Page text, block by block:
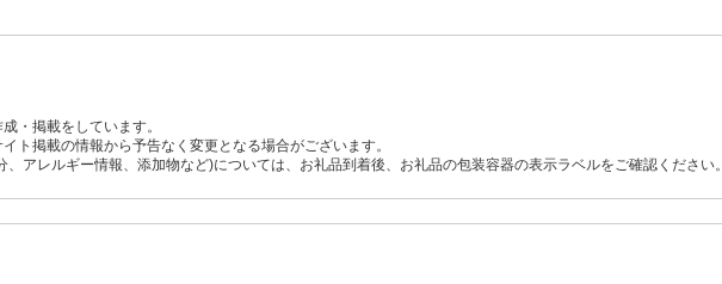
・掲載をしています。
ト掲載の情報から予告なく変更となる場合がございます。
アレルギー情報、添加物など)については、お礼品到着後、お礼品の包装容器の表示ラベルをご確認ください。